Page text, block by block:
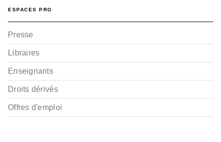
ESPACES PRO
Presse
Libraires
Enseignants
Droits dérivés
Offres d'emploi